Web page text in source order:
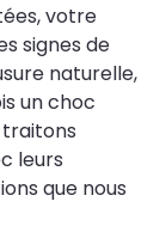
votre
signes de
naturelle,
un choc
traitons
leurs
que nous